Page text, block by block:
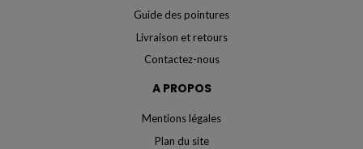
Guide des pointures
Livraison et retours
Contactez-nous
A PROPOS
Mentions légales
Plan du site